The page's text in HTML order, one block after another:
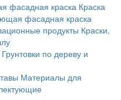
фасадная краска Краска
фасадная краска
продукты Краски,
Грунтовки по дереву и
Материалы для